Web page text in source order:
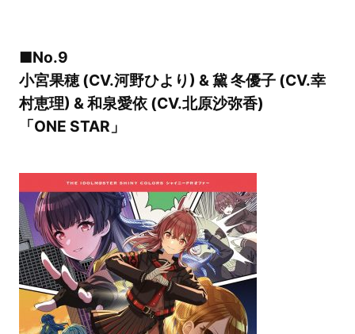
■No.9
小宮果穂 (CV.河野ひより) & 黛 冬優子 (CV.幸
村恵理) & 和泉愛依 (CV.北原沙弥香)
「ONE STAR」